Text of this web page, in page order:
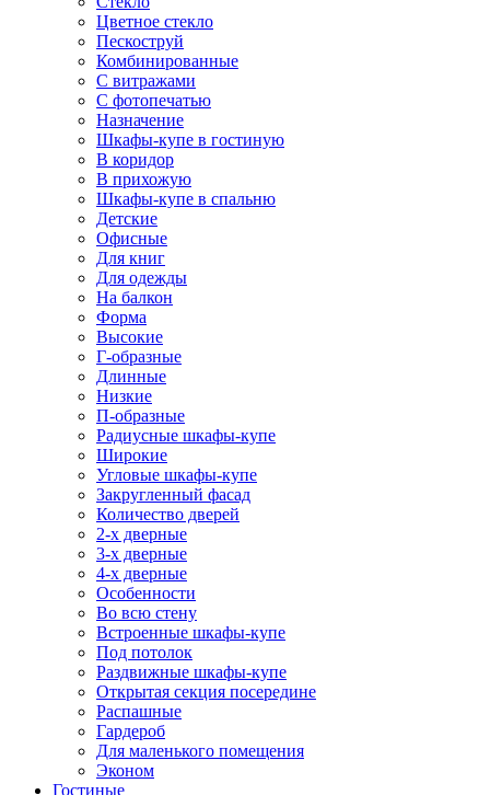
Цветное стекло
Пескоструй
Комбинированные
С витражами
С фотопечатью
Назначение
Шкафы-купе в гостиную
В коридор
В прихожую
Шкафы-купе в спальню
Детские
Офисные
Для книг
Для одежды
На балкон
Форма
Высокие
Г-образные
Длинные
Низкие
П-образные
Радиусные шкафы-купе
Широкие
Угловые шкафы-купе
Закругленный фасад
Количество дверей
2-х дверные
3-х дверные
4-х дверные
Особенности
Во всю стену
Встроенные шкафы-купе
Под потолок
Раздвижные шкафы-купе
Открытая секция посередине
Распашные
Гардероб
Для маленького помещения
Эконом
Гостиные